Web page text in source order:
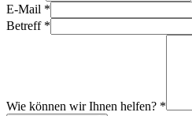
E-Mail *
Betreff*
Wie können wir Ihnen helfen? *